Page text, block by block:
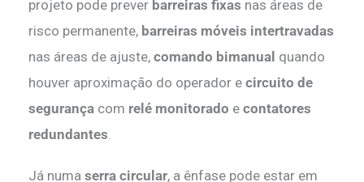
projeto pode prever barreiras fixas nas áreas de
risco permanente, barreiras móveis intertravadas
nas áreas de ajuste, comando bimanual quando
houver aproximação do operador e circuito de
segurança com relé monitorado e contatores
redundantes.
Já numa serra circular, a ênfase pode estar em